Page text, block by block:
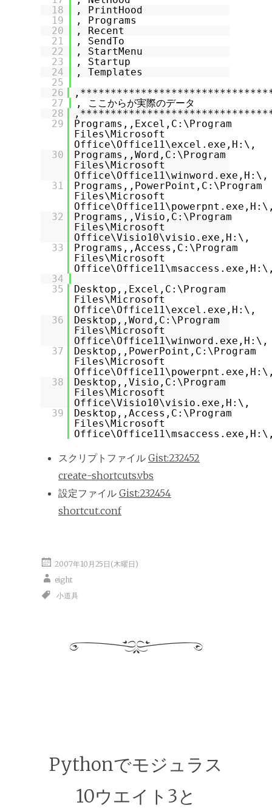
18
, PrintHood
19
, Programs
20
, Recent
21
, SendTo
22
, StartMenu
23
, Startup
24
, Templates
25
26
27
, ここからが実際のデータ
28
29
Programs,,Excel,C:\Program
Files\Microsoft
Office\Office11\excel.exe,H:\,
30
Programs,,Word,C:\Program
Files\Microsoft
Office\Office11\winword.exe,H:\,
31
Programs,,PowerPoint,C:\Program
Files\Microsoft
32
Programs,,Visio,C:\Program
Files\Microsoft
Office\Visio10\visio.exe,H:\,
33
Programs,,Access,C:\Program
Files\Microsoft
34
35
Desktop,,Excel,C:\Program
Files\Microsoft
Office\Office11\excel.exe,H:\,
36
Desktop,,Word,C:\Program
Files\Microsoft
Office\Office11\winword.exe,H:\,
37
Desktop,,PowerPoint,C:\Program
Files\Microsoft
38
Desktop,,Visio,C:\Program
Files\Microsoft
Office\Visio10\visio.exe,H:\,
39
Desktop,,Access,C:\Program
Files\Microsoft
スクリプトファイル Gist:232452
create-shortcuts.vbs
設定ファイル Gist:232454
shortcut.conf
2007年10月25日(木曜日)
eight
小道具
Pythonでモジュラス
10ウエイト3と